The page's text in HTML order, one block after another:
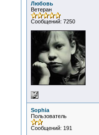
Любовь
Ветеран
Сообщений: 7250
Sophia
Пользователь
Сообщений: 191